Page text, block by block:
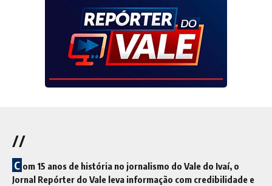
//
C om 15 anos de história no jornalismo do Vale do Ivaí, o
Jornal Repórter do Vale leva informação com credibilidade e